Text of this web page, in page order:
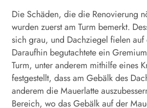
Die Schäden, die die Renovierung
wurden zuerst am Turm bemerkt.
sich grau, und Dachziegel fielen auf
Daraufhin begutachtete ein
Turm, unter anderem mithilfe eines
festgestellt, dass am Gebälk des
anderem die Mauerlatte
Bereich, wo das Gebälk auf der